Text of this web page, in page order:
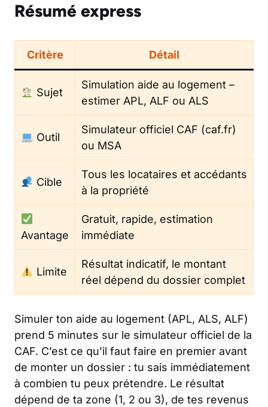
Résumé express
Critère Détail
Sujet
Simulation aide au logement –
estimer APL, ALF ou ALS
Outil
Simulateur officiel CAF (caf.fr)
ou MSA
Cible
Tous les locataires et accédants
à la propriété
Avantage
Gratuit, rapide, estimation
immédiate
Limite
Résultat indicatif, le montant
réel dépend du dossier complet
Simuler ton aide au logement (APL, ALS, ALF)
prend 5 minutes sur le simulateur officiel de la
CAF. C’est ce qu’il faut faire en premier avant
de monter un dossier : tu sais immédiatement
à combien tu peux prétendre. Le résultat
dépend de ta zone (1, 2 ou 3), de tes revenus